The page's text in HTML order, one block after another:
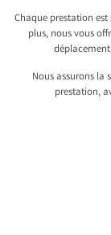
Chaque prestation
plus, nous vous
Nous assurons
prestation,